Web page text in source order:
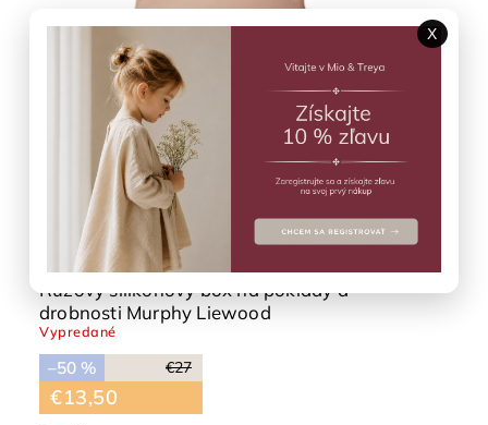
Abecedne
Ružový silikónový box na poklady a
drobnosti Murphy Liewood
Vypredané
€27
–50 %
€13,50
X